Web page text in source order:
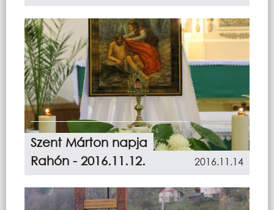
Szent Márton napja
Rahón - 2016.11.12.
2016.11.14